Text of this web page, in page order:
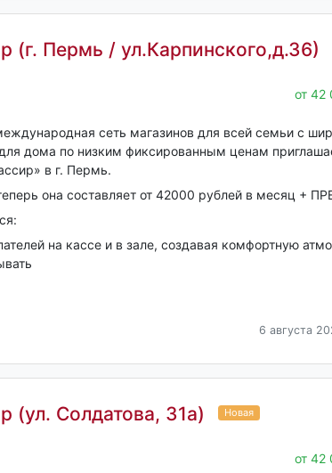
(г. Пермь / ул.Карпинского,д.36)
от 42
сеть магазинов для всей семьи с
дома по низким фиксированным ценам
в г. Пермь.
она составляет от 42000 рублей в месяц +
на кассе и в зале, создавая комфортную
6 августа
(ул. Солдатова, 31а) Новая
от 42